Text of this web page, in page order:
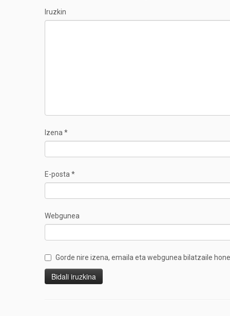
Iruzkin
Izena*
E-posta*
Webgunea
Gorde nire izena, emaila eta webgunea bilatzaile